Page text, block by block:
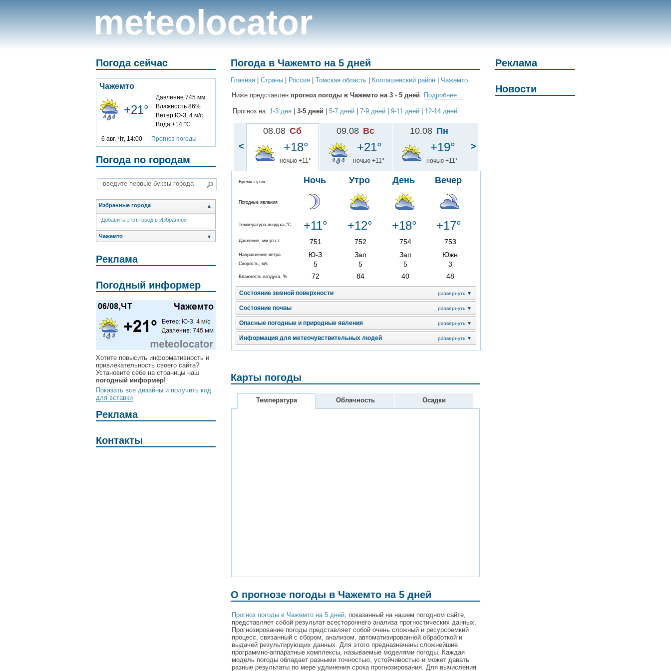
meteolocator
Погода сейчас
Чажемто
+21°
Давление 745 мм
Влажность 86%
Ветер Ю-З, 4 м/с
Вода +14 °C
6 авг, Чт, 14:00 Прогноз погоды
Погода по городам
Избранные города ▲
Добавить этот город в Избранное
Чажемто ▼
Реклама
Погодный информер
Хотите повысить информативность и
привлекательность своего сайта?
Установите себе на страницы наш
погодный информер!
Показать все дизайны и получить код
для вставки
Реклама
Контакты
Погода в Чажемто на 5 дней
Главная Cтраны Россия Томская область Колпашевский район
Чажемто
Ниже представлен прогноз погоды в Чажемто на 3 - 5 дней. Подробнее...
Прогноз на: 1-3 дня 3-5 дней 5-7 дней 7-9 дней 9-11 дней 12-14 дней
<
08.08 Сб
+18°
ночью +11°
Время суток Ночь Утро День Вечер
Погодные явления
Температура воздуха,°C +11° +12° +18° +17°
Давление, мм рт.ст. 751 752 754 753
Направление ветра Ю-З Зап Зап Южн
Скорость, м/с 5 5 5 3
Влажность воздуха, % 72 84 40 48
Состояние земной поверхности развернуть ▼
Состояние почвы развернуть ▼
Опасные погодные и природные явления развернуть ▼
Информация для метеочувствительных людей развернуть ▼
09.08 Вс
+21°
ночью +11°
10.08 Пн
+19°
ночью +11°
>
Карты погоды
Температура Облачность Осадки
О прогнозе погоды в Чажемто на 5 дней
Прогноз погоды в Чажемто на 5 дней , показанный на нашем погодном сайте,
представляет собой результат всестороннего анализа прогностических данных.
Прогнозирование погоды представляет собой очень сложный и ресурсоемкий
процесс, связанный с сбором, анализом, автоматизированной обработкой и
выдачей результирующих данных. Для этого предназначены сложнейшие
программно-аппаратные комплексы, называемые моделями погоды. Каждая
модель погоды обладает разными точностью, устойчивостью и может давать
разные результаты по мере удлинения срока прогнозирования. Для вычисления
Реклама
Новости